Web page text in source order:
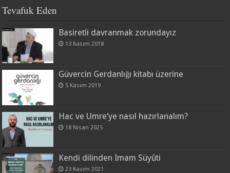
Tevafuk Eden
Basiretli davranmak zorundayız
13 Kasım 2018
Güvercin Gerdanlığı kitabı üzerine
5 Kasım 2019
Hac ve Umre’ye nasıl hazırlanalım?
18 Nisan 2025
Kendi dilinden İmam Süyûti
23 Kasım 2021